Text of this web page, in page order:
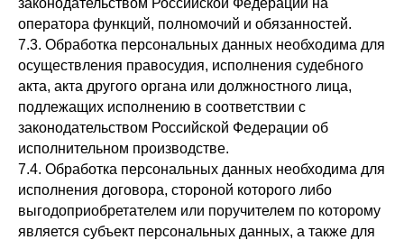
законодательством Российской Федерации на
оператора функций, полномочий и обязанностей.
7.3. Обработка персональных данных необходима для
осуществления правосудия, исполнения судебного
акта, акта другого органа или должностного лица,
подлежащих исполнению в соответствии с
законодательством Российской Федерации об
исполнительном производстве.
7.4. Обработка персональных данных необходима для
исполнения договора, стороной которого либо
выгодоприобретателем или поручителем по которому
является субъект персональных данных, а также для